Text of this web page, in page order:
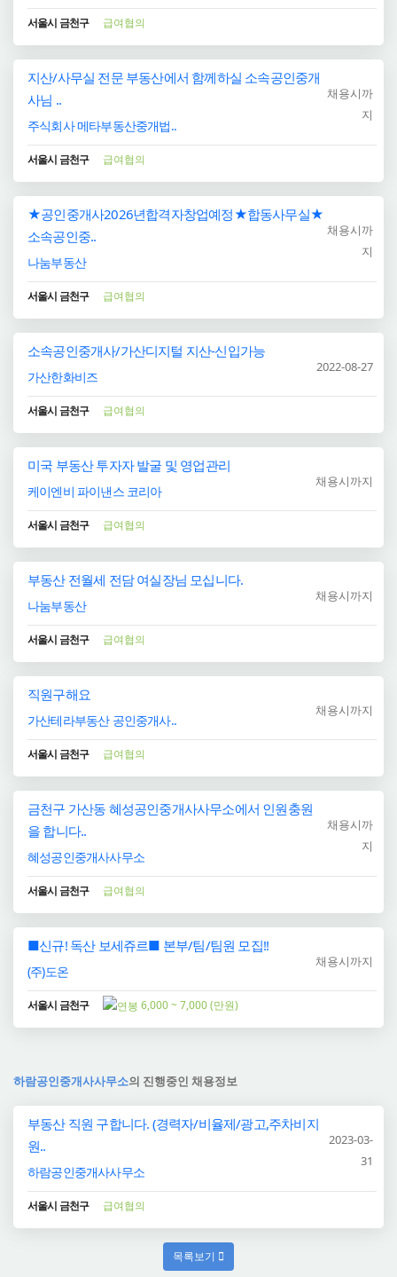
서울시 금천구 급여협의
지산/사무실 전문 부동산에서 함께하실 소속공인중개
사님 ..
주식회사 메타부동산중개법..
채용시까
지
서울시 금천구 급여협의
★공인중개사2026년합격자창업예정★합동사무실★
소속공인중..
나눔부동산
채용시까
지
서울시 금천구 급여협의
소속공인중개사/가산디지털 지산-신입가능
가산한화비즈
2022-08-27
서울시 금천구 급여협의
미국 부동산 투자자 발굴 및 영업관리
케이엔비 파이낸스 코리아
채용시까지
서울시 금천구 급여협의
부동산 전월세 전담 여실장님 모십니다.
나눔부동산
채용시까지
서울시 금천구 급여협의
직원구해요
가산테라부동산 공인중개사..
채용시까지
서울시 금천구 급여협의
금천구 가산동 혜성공인중개사사무소에서 인원충원
을 합니다..
혜성공인중개사사무소
채용시까
지
서울시 금천구 급여협의
■신규! 독산 보세쥬르■ 본부/팀/팀원 모집!!
(주)도온
채용시까지
서울시 금천구 6,000 ~ 7,000 (만원)
하람공인중개사사무소의 진행중인 채용정보
부동산 직원 구합니다. (경력자/비율제/광고,주차비지
원..
하람공인중개사사무소
2023-03-
31
서울시 금천구 급여협의
목록보기